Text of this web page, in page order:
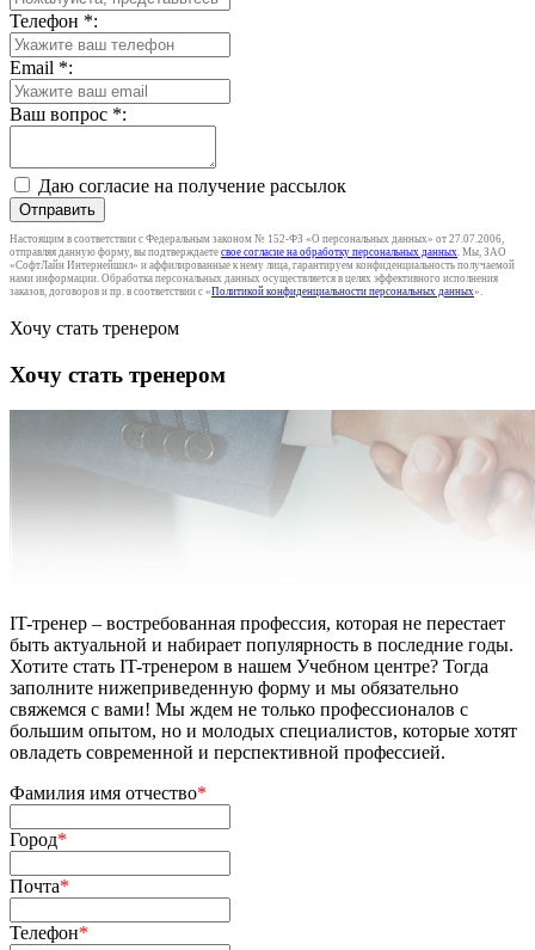
Телефон *:
Email *:
Ваш вопрос *:
Даю согласие на получение рассылок
Отправить
Настоящим в соответствии с Федеральным законом № 152-ФЗ «О персональных данных» от 27.07.2006,
отправляя данную форму, вы подтверждаете свое согласие на обработку персональных данных . Мы, ЗАО
«СофтЛайн Интернейшнл» и аффилированные к нему лица, гарантируем конфиденциальность получаемой
нами информации. Обработка персональных данных осуществляется в целях эффективного исполнения
заказов, договоров и пр. в соответствии с «Политикой конфиденциальности персональных данных».
Хочу стать тренером
Хочу стать тренером
IT-тренер – востребованная профессия, которая не перестает
быть актуальной и набирает популярность в последние годы.
Хотите стать IT-тренером в нашем Учебном центре? Тогда
заполните нижеприведенную форму и мы обязательно
свяжемся с вами! Мы ждем не только профессионалов с
большим опытом, но и молодых специалистов, которые хотят
овладеть современной и перспективной профессией.
Фамилия имя отчество*
Город*
Почта*
Телефон*